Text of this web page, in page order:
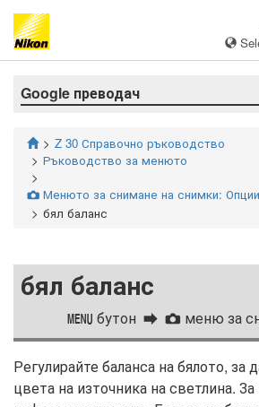
Google преводач
Z 30 Справочно ръководство
Ръководство за менюто
C Менюто за снимане на снимки:
бял баланс
бял баланс
G бутон C меню за
Регулирайте баланса на бялото, за
цвета на източника на светлина.